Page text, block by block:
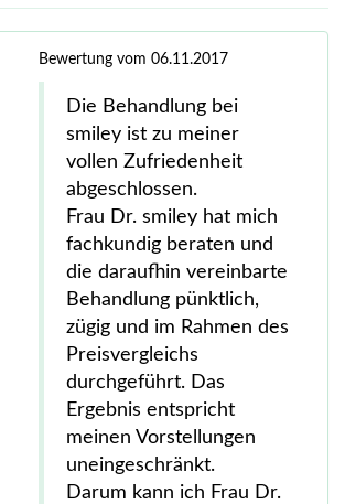
Bewertung vom 06.11.2017
Die Behandlung bei
smiley ist zu meiner
vollen Zufriedenheit
abgeschlossen.
Frau Dr. smiley hat mich
fachkundig beraten und
die daraufhin vereinbarte
Behandlung pünktlich,
zügig und im Rahmen des
Preisvergleichs
durchgeführt. Das
Ergebnis entspricht
meinen Vorstellungen
uneingeschränkt.
Darum kann ich Frau Dr.